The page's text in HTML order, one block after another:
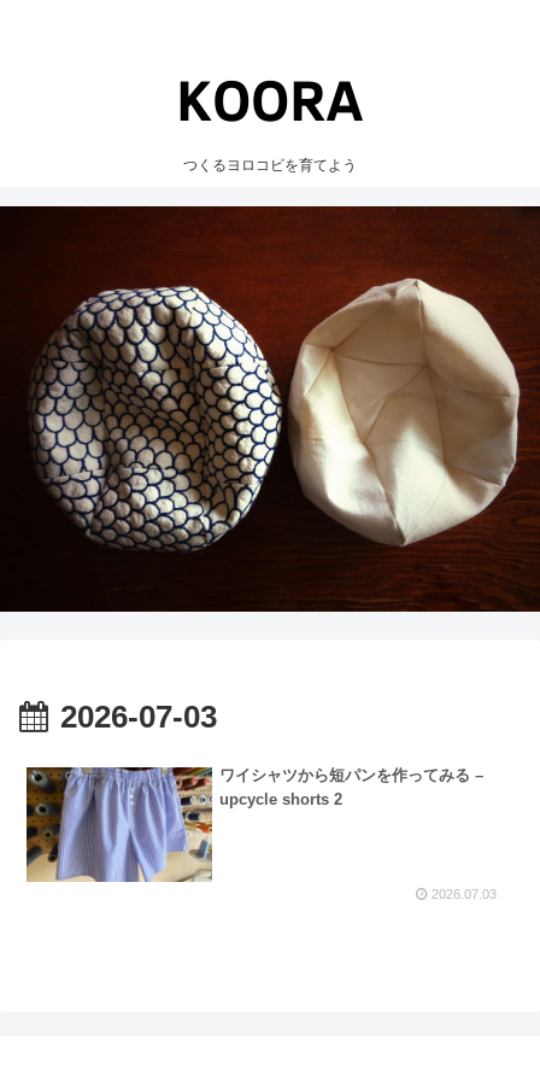
つくるヨロコビを育てよう
2026-07-03
ワイシャツから短パンを作ってみる –
upcycle shorts 2
2026.07.03